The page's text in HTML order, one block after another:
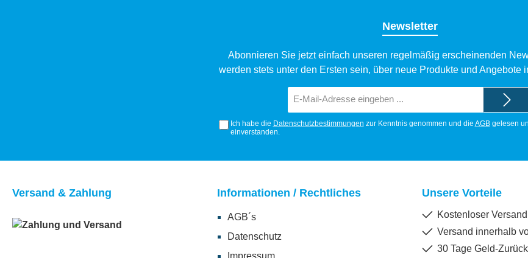
Newsletter
Abonnieren Sie jetzt einfach unseren regelmäßig erscheinenden
werden stets unter den Ersten sein, über neue Produkte und Angebote
Mail-
Adresse*
Ich habe die Datenschutzbestimmungen zur Kenntnis genommen und die AGBgelesen
einverstanden.
Versand & Zahlung Informationen / Rechtliches
AGB´s
Datenschutz
Unsere Vorteile
Kostenloser
Versand innerhalb
30 Tage Geld-